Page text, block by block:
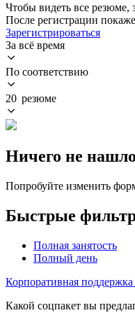
Чтобы видеть все резюме,
После регистрации
Зарегистрироваться
За всё время
По соответствию
20 резюме
Ничего не
Попробуйте изменить
Быстрые
Полная занятость
Полный день
Корпоративная поддержка
Какой соцпакет вы